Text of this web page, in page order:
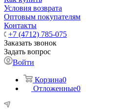
Условия возврата
Оптовым покупателям
Контакты
+7 (4712) 785-075
Заказать звонок
Задать вопрос
Войти
Корзина0
Отложенные0